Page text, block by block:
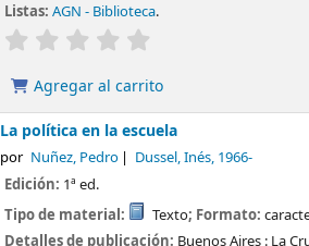
Listas: AGN - Biblioteca.
valoración
Agregar al carrito
La política en la escuela
por Nuñez, Pedro Dussel, Inés, 1966-
Edición: 1ª ed.
Tipo de material:
Texto; Formato:
Detalles de publicación: Buenos Aires : La